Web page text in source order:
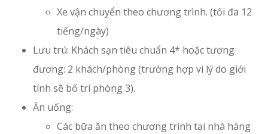
Xe vận chuyển theo chương trình. (tối đa 12
tiếng/ngày)
Lưu trú: Khách sạn tiêu chuẩn 4* hoặc tương
đương: 2 khách/phòng (trường hợp vì lý do giới
tính sẽ bố trí phòng 3).
Ăn uống:
Các bữa ăn theo chương trình tại nhà hàng